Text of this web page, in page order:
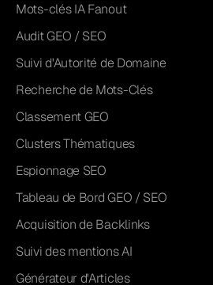
Mots-clés IA Fanout
Audit GEO / SEO
Suivi d'Autorité de Domaine
Recherche de Mots-Clés
Classement GEO
Clusters Thématiques
Espionnage SEO
Tableau de Bord GEO / SEO
Acquisition de Backlinks
Suivi des mentions AI
Générateur d'Articles